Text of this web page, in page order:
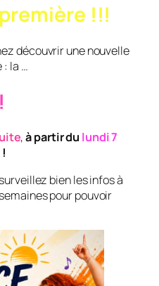
!!!
découvrir une nouvelle
: la …
,à partir du lundi 7
!
bien les infos à
pour pouvoir